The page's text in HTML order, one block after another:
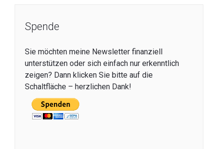
Spende
Sie möchten meine Newsletter finanziell
unterstützen oder sich einfach nur erkenntlich
zeigen? Dann klicken Sie bitte auf die
Schaltfläche – herzlichen Dank!